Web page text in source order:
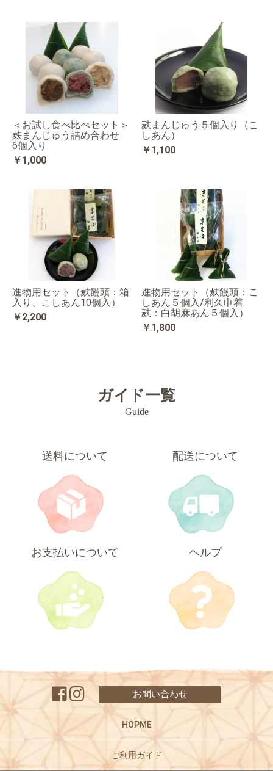
＜お試し食べ比べセット＞
麸まんじゅう詰め合わせ
6個入り
￥1,000
麸まんじゅう５個入り（こ
しあん）
￥1,100
進物用セット（麸饅頭：箱
入り、こしあん10個入）
￥2,200
進物用セット（麸饅頭：こ
しあん５個入/利久巾着
麸：白胡麻あん５個入）
￥1,800
ガイド一覧
Guide
送料について 配送について
お支払いについて ヘルプ
お問い合わせ
HOPME
ご利用ガイド